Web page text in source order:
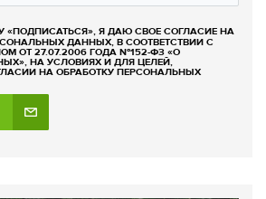
Я ДАЮ СВОЕ СОГЛАСИЕ НА
ДАННЫХ, В СООТВЕТСТВИИ С
ОТ 27.07.2006 ГОДА №152-ФЗ «О
НА УСЛОВИЯХ И ДЛЯ ЦЕЛЕЙ,
НА ОБРАБОТКУ ПЕРСОНАЛЬНЫХ